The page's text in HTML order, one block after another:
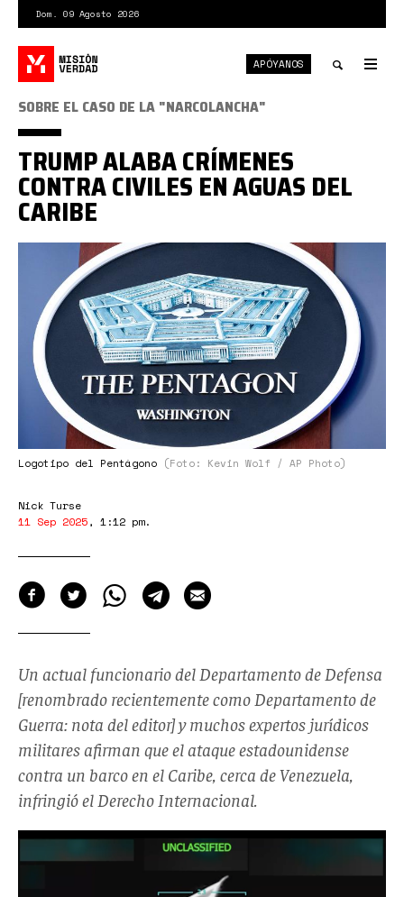
contenido
principal
Dom. 09 Agosto 2026
APÓYANOS
Pentágono
AP.jpg
Logotipo del Pentágono (Foto: Kevin Wolf / AP Photo)
SOBRE EL CASO DE LA "NARCOLANCHA"
TRUMP ALABA CRÍMENES
CONTRA CIVILES EN AGUAS DEL
CARIBE
Nick Turse
11 Sep 2025, 1:12 pm.
Un actual funcionario del Departamento de Defensa
[renombrado recientemente como Departamento de
Guerra: nota del editor] y muchos expertos jurídicos
militares afirman que el ataque estadounidense
contra un barco en el Caribe, cerca de Venezuela,
infringió el Derecho Internacional.
Captura
de